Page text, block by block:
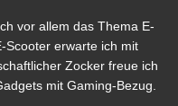
vor allem das Thema E-
Scooter erwarte ich mit
Zocker freue ich
mit Gaming-Bezug.